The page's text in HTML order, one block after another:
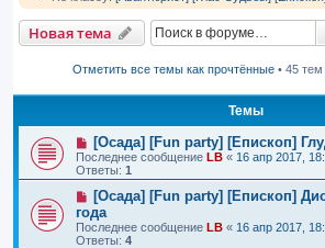
Новая тема
Отметить все темы как прочтённые• 45 тем
Темы
[Осада] [Fun party] [Епископ]
Последнее сообщение LB « 16 апр 2017,
Ответы: 1
[Осада] [Fun party] [Епископ]
года
Последнее сообщение LB « 16 апр 2017,
Ответы: 4